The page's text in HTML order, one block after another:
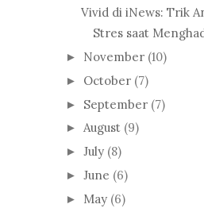
Vivid di iNews: Trik
Stres saat
► November (10)
► October (7)
► September (7)
► August (9)
► July (8)
► June (6)
► May (6)